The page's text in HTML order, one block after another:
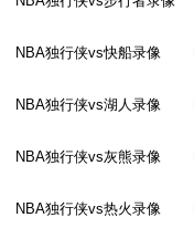
NBA独行侠vs快船录像
NBA独行侠vs湖人录像
NBA独行侠vs灰熊录像
NBA独行侠vs热火录像